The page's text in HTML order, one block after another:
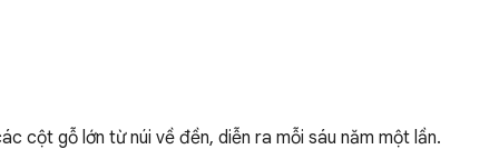
cột gỗ lớn từ núi về đền, diễn ra mỗi sáu năm một lần.